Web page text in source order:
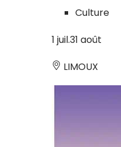
Culture
1 juil.31 août
LIMOUX